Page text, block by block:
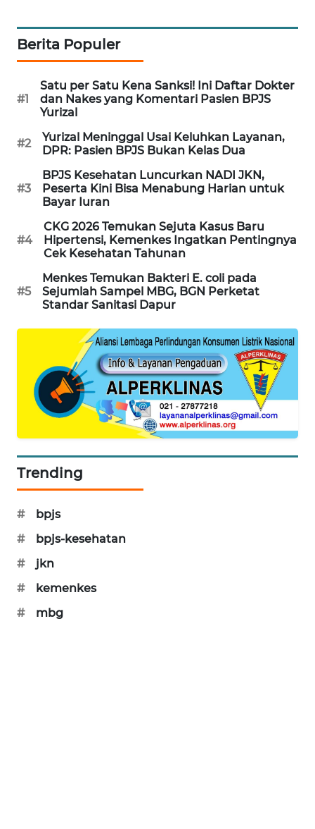
Berita Populer
#1
Satu per Satu Kena Sanksi! Ini Daftar Dokter
dan Nakes yang Komentari Pasien BPJS
Yurizal
#2
Yurizal Meninggal Usai Keluhkan Layanan,
DPR: Pasien BPJS Bukan Kelas Dua
#3
BPJS Kesehatan Luncurkan NADI JKN,
Peserta Kini Bisa Menabung Harian untuk
Bayar Iuran
#4
CKG 2026 Temukan Sejuta Kasus Baru
Hipertensi, Kemenkes Ingatkan Pentingnya
Cek Kesehatan Tahunan
#5
Menkes Temukan Bakteri E. coli pada
Sejumlah Sampel MBG, BGN Perketat
Standar Sanitasi Dapur
Trending
#
bpjs
#
bpjs-kesehatan
#
jkn
#
kemenkes
#
mbg
WAHANA
HEALTH
WAHANA
DESA
WISATA
LAPAK
WAHANA
Wahana
KONSUMEN
LISTRIK
MAWAKA
MARTABAT